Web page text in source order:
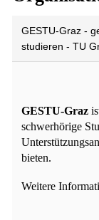
GESTU-Graz -
studieren - TU
GESTU-Graz
schwerhörige
bieten.
Weitere